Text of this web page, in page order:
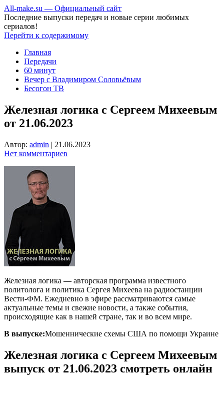
All-make.su — Официальный сайт
Последние выпуски передач и новые серии любимых
сериалов!
Перейти к содержимому
Главная
Передачи
60 минут
Вечер с Владимиром Соловьёвым
Бесогон ТВ
Железная логика с Сергеем Михеевым
от 21.06.2023
Автор: admin | 21.06.2023
Нет комментариев
Железная логика — авторская программа известного
политолога и политика Сергея Михеева на радиостанции
Вести-ФМ. Ежедневно в эфире рассматриваются самые
актуальные темы и свежие новости, а также события,
происходящие как в нашей стране, так и во всем мире.
В выпуске:Мошеннические схемы США по помощи Украине
Железная логика с Сергеем Михеевым
выпуск от 21.06.2023 смотреть онлайн